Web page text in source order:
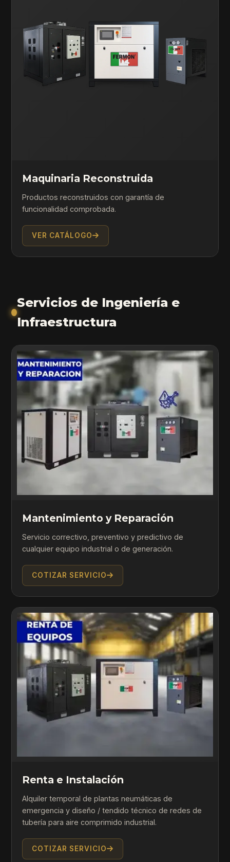
Maquinaria Reconstruida
Productos reconstruidos con garantía de
funcionalidad comprobada.
VER CATÁLOGO
Servicios de Ingeniería e
Infraestructura
Mantenimiento y Reparación
Servicio correctivo, preventivo y predictivo de
cualquier equipo industrial o de generación.
COTIZAR SERVICIO
Renta e Instalación
Alquiler temporal de plantas neumáticas de
emergencia y diseño / tendido técnico de redes de
tubería para aire comprimido industrial.
COTIZAR SERVICIO